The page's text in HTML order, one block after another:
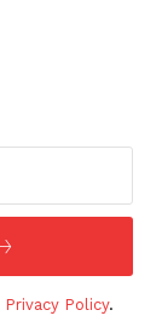
Privacy Policy.